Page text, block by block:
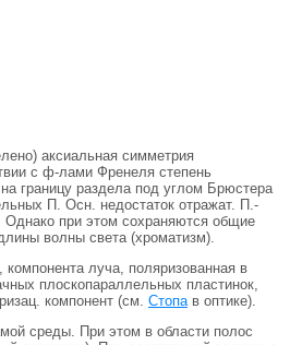
аксиальная симметрия
с ф-лами Френеля степень
границу раздела под углом Брюстера
П. Осн. недостаток отражат. П.-
Однако при этом сохраняются общие
волны света (хроматизм).
луча, поляризованная в
плоскопараллельных пластинок,
компонент (см. Стопа в оптике).
среды. При этом в области полос